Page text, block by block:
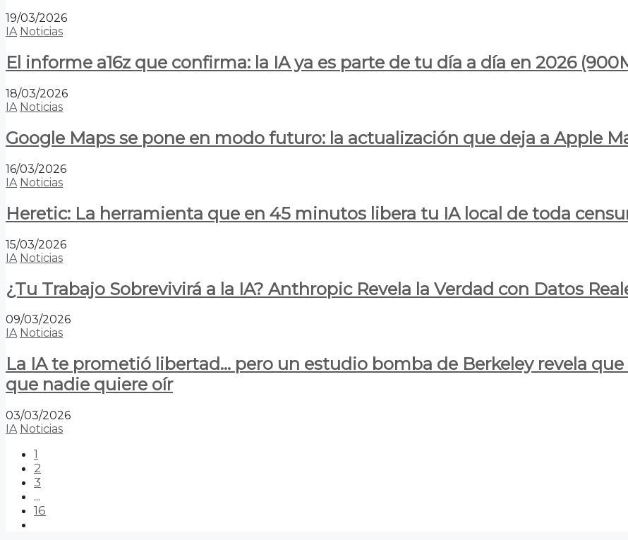
19/03/2026
IA Noticias
El informe a16z que confirma: la IA ya es parte de tu día a día en 2026
18/03/2026
IA Noticias
Google Maps se pone en modo futuro: la actualización que deja a Apple
16/03/2026
IA Noticias
Heretic: La herramienta que en 45 minutos libera tu IA local de toda
15/03/2026
IA Noticias
¿Tu Trabajo Sobrevivirá a la IA? Anthropic Revela la Verdad con Datos
09/03/2026
IA Noticias
La IA te prometió libertad… pero un estudio bomba de Berkeley revela que
que nadie quiere oír
03/03/2026
IA Noticias
1
2
3
...
16